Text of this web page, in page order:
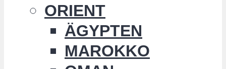
ORIENT
ÄGYPTEN
MAROKKO